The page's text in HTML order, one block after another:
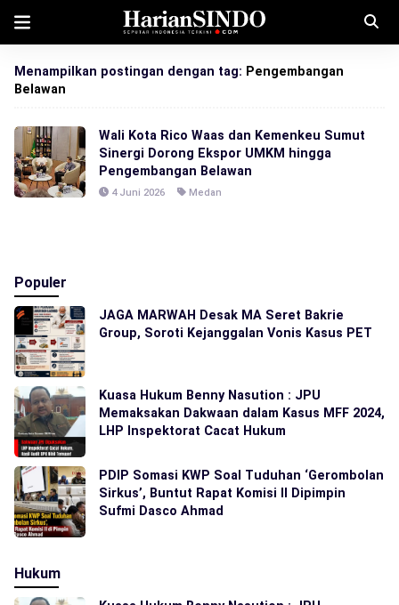
Menampilkan postingan dengan tag: Pengembangan
Belawan
Wali Kota Rico Waas dan Kemenkeu Sumut
Sinergi Dorong Ekspor UMKM hingga
Pengembangan Belawan
4 Juni 2026 Medan
Populer
JAGA MARWAH Desak MA Seret Bakrie
Group, Soroti Kejanggalan Vonis Kasus PET
Kuasa Hukum Benny Nasution : JPU
Memaksakan Dakwaan dalam Kasus MFF 2024,
LHP Inspektorat Cacat Hukum
PDIP Somasi KWP Soal Tuduhan ‘Gerombolan
Sirkus’, Buntut Rapat Komisi II Dipimpin
Sufmi Dasco Ahmad
Hukum